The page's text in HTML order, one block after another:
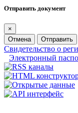
Отправить документ
×
Отмена
Отправить
Свидетельство о
Электронный